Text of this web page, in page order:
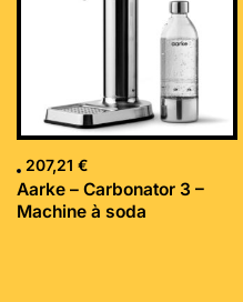
207,21 €
Aarke – Carbonator 3 –
Machine à soda